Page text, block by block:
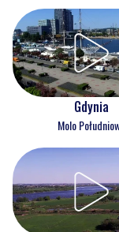
Gdynia
Molo